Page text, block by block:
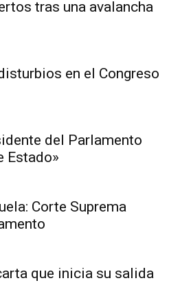
tras una avalancha
en el Congreso
del Parlamento
Estado»
Corte Suprema
que inicia su salida